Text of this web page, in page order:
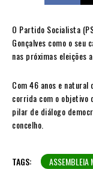
O Partido Socialista
Gonçalves como o seu
nas próximas eleições
Com 46 anos e natural
corrida com o objetivo
pilar de diálogo
concelho.
TAGS: ASSEMBLEIA